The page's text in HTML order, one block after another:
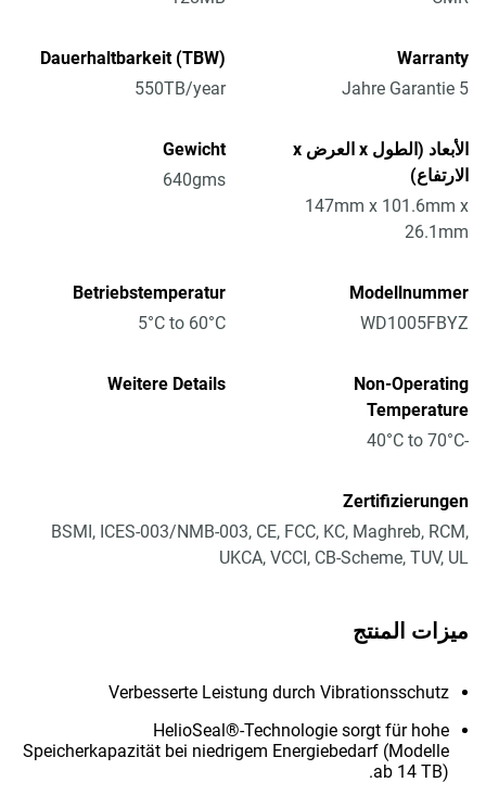
Warranty
5 Jahre Garantie
Dauerhaltbarkeit (TBW)
550TB/year
الأبعاد (الطول x العرض x
الارتفاع)
147mm x 101.6mm x
26.1mm
Gewicht
640gms
Modellnummer
WD1005FBYZ
Betriebstemperatur
5°C to 60°C
Non-Operating
Temperature
-40°C to 70°C
Weitere Details
Zertifizierungen
BSMI, ICES-003/NMB-003, CE, FCC, KC, Maghreb, RCM,
UKCA, VCCI, CB-Scheme, TUV, UL
ميزات المنتج
Verbesserte Leistung durch Vibrationsschutz
HelioSeal®-Technologie sorgt für hohe
Speicherkapazität bei niedrigem Energiebedarf (Modelle
ab 14 TB).